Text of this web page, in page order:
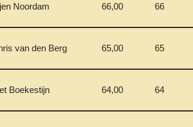
Noordam 66,00 66
van den Berg 65,00 65
Boekestijn 64,00 64